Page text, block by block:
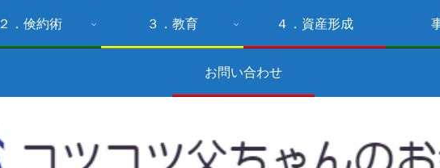
２．倹約術 ３．教育 ４．資産形成
お問い合わせ